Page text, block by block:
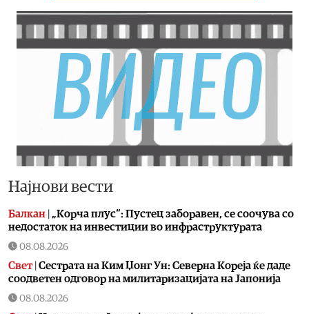
Најнови вести
Балкан „Корча плус“: Пустец заборавен, се соочува со
недостаток на инвестиции во инфраструктурата
08.08.2026
Свет| Сестрата на Ким Џонг Ун: Cеверна Кореја ќе даде
соодветен одговор на милитаризацијата на Јапонија
08.08.2026